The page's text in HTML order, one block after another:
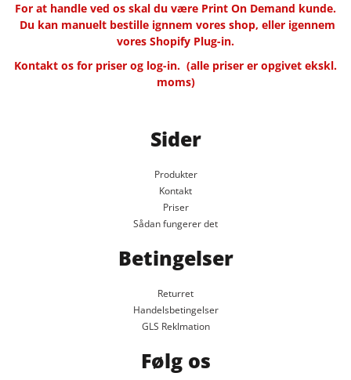
For at handle ved os skal du være Print On Demand kunde.
Du kan manuelt bestille ignnem vores shop, eller igennem
vores Shopify Plug-in.
Kontakt os for priser og log-in. (alle priser er opgivet ekskl.
moms)
Sider
Produkter
Kontakt
Priser
Sådan fungerer det
Betingelser
Returret
Handelsbetingelser
GLS Reklmation
Følg os